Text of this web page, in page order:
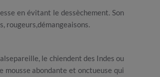
en évitant le dessèchement. Son
rougeurs,démangeaisons.
le chiendent des Indes ou
abondante et onctueuse qui